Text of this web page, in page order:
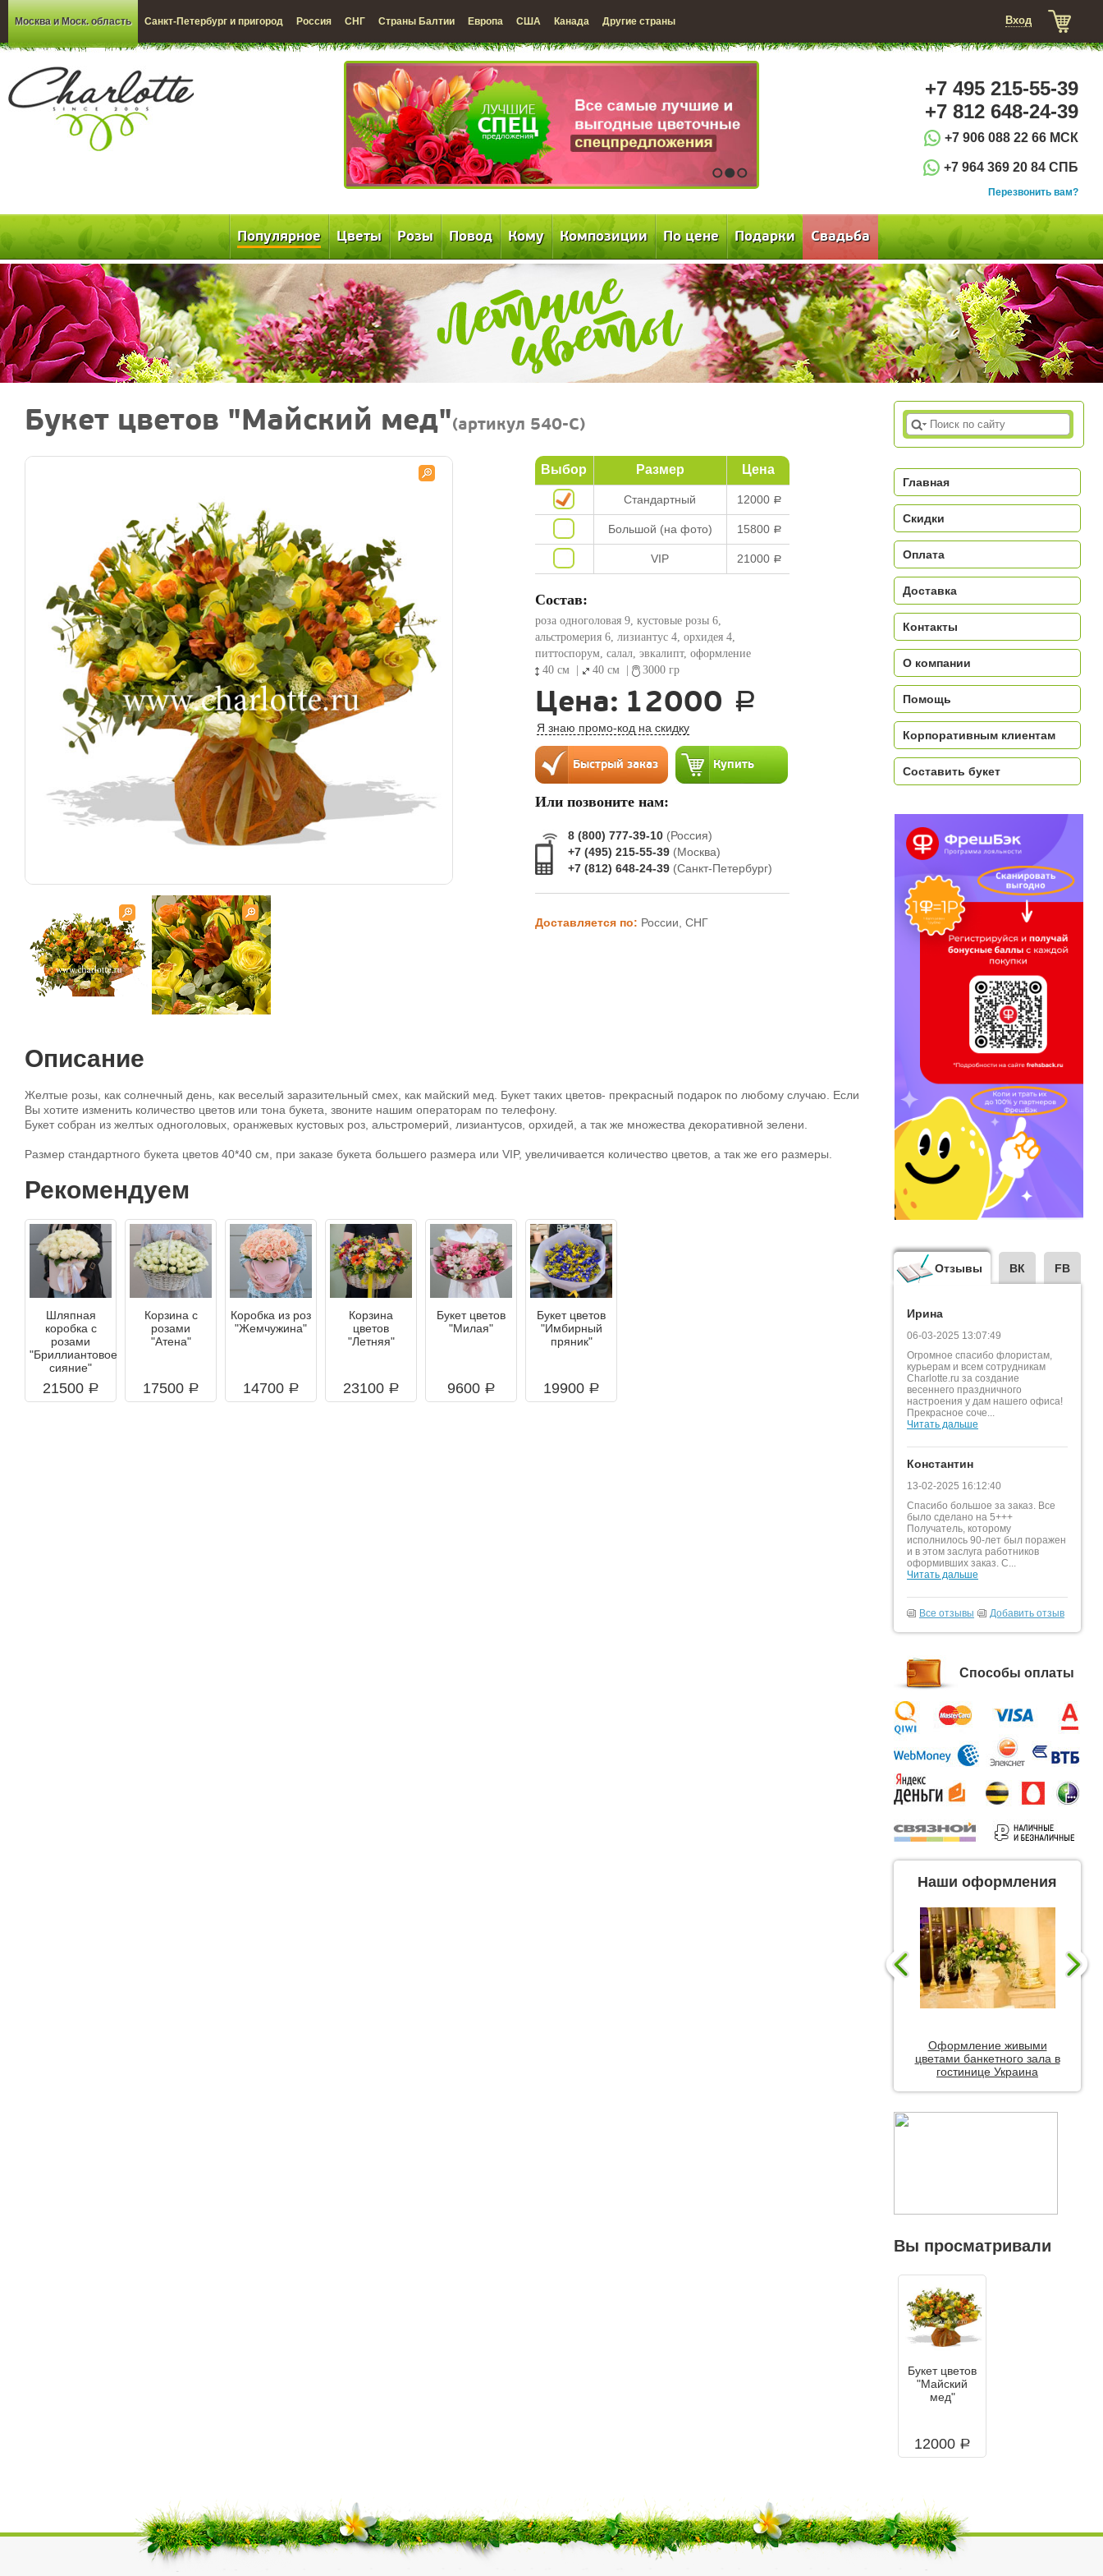
Москва и Моск. область Санкт-Петербург и пригород Россия СНГ Страны Балтии Европа США Канада Другие страны Вход
1 2 3
+7 495 215-55-39
+7 812 648-24-39
+7 906 088 22 66 МСК
+7 964 369 20 84 СПБ
Перезвонить вам?
Популярное Цветы Розы Повод Кому Композиции По цене Подарки Свадьба
Букет цветов "Майский мед"(артикул 540-C)
Выбор Размер Цена
Стандартный 12000 a
Большой (на фото) 15800 a
VIP 21000 a
Состав:
роза одноголовая 9, кустовые розы 6,
альстромерия 6, лизиантус 4, орхидея 4,
питтоспорум, салал, эвкалипт, оформление
40 см
40 см 3000 гр
Цена: 12000 a
Я знаю промо-код на скидку
Или позвоните нам:
8 (800) 777-39-10 (Россия)
+7 (495) 215-55-39 (Москва)
+7 (812) 648-24-39 (Санкт-Петербург)
Доставляется по: России, СНГ
Описание
Желтые розы, как солнечный день, как веселый заразительный смех, как майский мед. Букет таких цветов- прекрасный подарок по любому случаю. Если
Вы хотите изменить количество цветов или тона букета, звоните нашим операторам по телефону.
Букет собран из желтых одноголовых, оранжевых кустовых роз, альстромерий, лизиантусов, орхидей, а так же множества декоративной зелени.
Размер стандартного букета цветов 40*40 см, при заказе букета большего размера или VIP, увеличивается количество цветов, а так же его размеры.
Рекомендуем
Шляпная
коробка с
розами
"Бриллиантовое
сияние"
21500 a
Корзина с
розами
"Атена"
17500 a
Коробка из роз
"Жемчужина"
14700 a
Корзина
цветов
"Летняя"
23100 a
Букет цветов
"Милая"
9600 a
Букет цветов
"Имбирный
пряник"
19900 a
Главная
Скидки
Оплата
Доставка
Контакты
О компании
Помощь
Корпоративным клиентам
Составить букет
Отзывы ВК FB
Ирина
06-03-2025 13:07:49
Огромное спасибо флористам,
курьерам и всем сотрудникам
Charlotte.ru за создание
весеннего праздничного
настроения у дам нашего офиса!
Прекрасное соче...
Читать дальше
Константин
13-02-2025 16:12:40
Спасибо большое за заказ. Все
было сделано на 5+++
Получатель, которому
исполнилось 90-лет был поражен
и в этом заслуга работников
оформивших заказ. С...
Читать дальше
Все отзывы Добавить отзыв
Способы оплаты
Наши оформления
Оформление живыми
цветами банкетного зала в
гостинице Украина
Вы просматривали
Букет цветов
"Майский
мед"
12000 a